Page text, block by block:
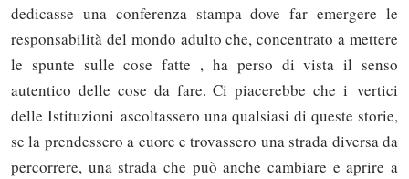
dedicasse una conferenza stampa dove far emergere le
responsabilità del mondo adulto che, concentrato a mettere
le spunte sulle cose fatte , ha perso di vista il senso
autentico delle cose da fare. Ci piacerebbe che i vertici
delle Istituzioni ascoltassero una qualsiasi di queste storie,
se la prendessero a cuore e trovassero una strada diversa da
percorrere, una strada che può anche cambiare e aprire a